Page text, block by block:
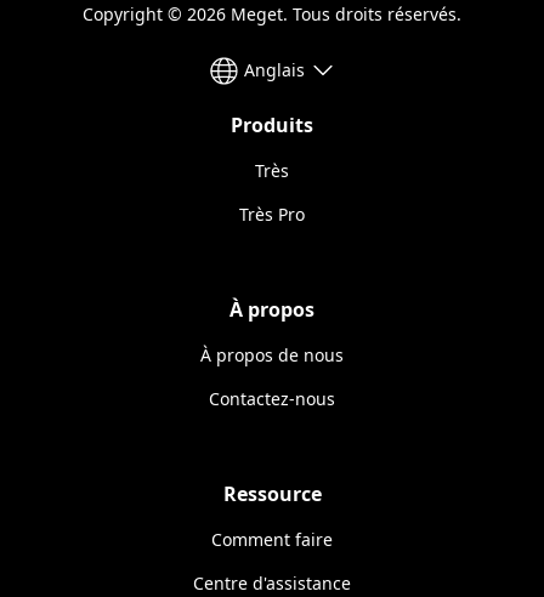
Copyright © 2026 Meget. Tous droits réservés.
Anglais
Produits
Très
Très Pro
À propos
À propos de nous
Contactez-nous
Ressource
Comment faire
Centre d'assistance